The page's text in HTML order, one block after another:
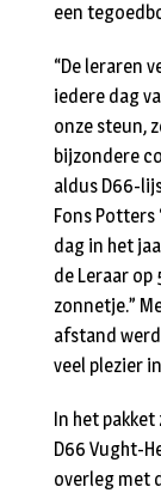
een
“De leraren
iedere dag
onze steun,
bijzondere
aldus D66-
Fons Potters
dag in het
de Leraar op
zonnetje.”
afstand
veel plezier
In het
D66 Vught-
overleg met